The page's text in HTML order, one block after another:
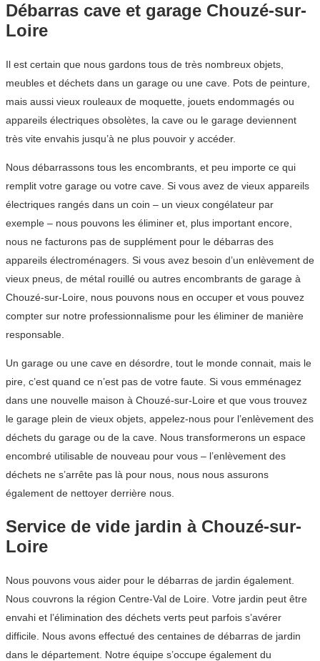
Débarras cave et garage Chouzé-sur-
Loire
Il est certain que nous gardons tous de très nombreux objets,
meubles et déchets dans un garage ou une cave. Pots de peinture,
mais aussi vieux rouleaux de moquette, jouets endommagés ou
appareils électriques obsolètes, la cave ou le garage deviennent
très vite envahis jusqu’à ne plus pouvoir y accéder.
Nous débarrassons tous les encombrants, et peu importe ce qui
remplit votre garage ou votre cave. Si vous avez de vieux appareils
électriques rangés dans un coin – un vieux congélateur par
exemple – nous pouvons les éliminer et, plus important encore,
nous ne facturons pas de supplément pour le débarras des
appareils électroménagers. Si vous avez besoin d’un enlèvement de
vieux pneus, de métal rouillé ou autres encombrants de garage à
Chouzé-sur-Loire, nous pouvons nous en occuper et vous pouvez
compter sur notre professionnalisme pour les éliminer de manière
responsable.
Un garage ou une cave en désordre, tout le monde connait, mais le
pire, c’est quand ce n’est pas de votre faute. Si vous emménagez
dans une nouvelle maison à Chouzé-sur-Loire et que vous trouvez
le garage plein de vieux objets, appelez-nous pour l’enlèvement des
déchets du garage ou de la cave. Nous transformerons un espace
encombré utilisable de nouveau pour vous – l’enlèvement des
déchets ne s’arrête pas là pour nous, nous nous assurons
également de nettoyer derrière nous.
Service de vide jardin à Chouzé-sur-
Loire
Nous pouvons vous aider pour le débarras de jardin également.
Nous couvrons la région Centre-Val de Loire. Votre jardin peut être
envahi et l’élimination des déchets verts peut parfois s’avérer
difficile. Nous avons effectué des centaines de débarras de jardin
dans le département. Notre équipe s’occupe également du